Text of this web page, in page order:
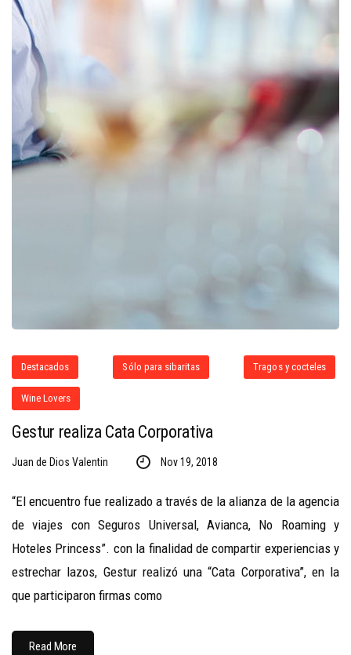
Destacados Sólo para sibaritas Tragos y cocteles
Wine Lovers
Gestur realiza Cata Corporativa
Juan de Dios Valentin Nov 19, 2018
“El encuentro fue realizado a través de la alianza de la agencia
de viajes con Seguros Universal, Avianca, No Roaming y
Hoteles Princess”. con la finalidad de compartir experiencias y
estrechar lazos, Gestur realizó una “Cata Corporativa”, en la
que participaron firmas como
Read More